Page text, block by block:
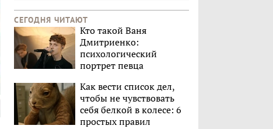
СЕГОДНЯ ЧИТАЮТ
Кто такой Ваня
Дмитриенко:
психологический
портрет певца
Как вести список дел,
чтобы не чувствовать
себя белкой в колесе: 6
простых правил